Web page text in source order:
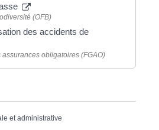
(OFB)
des accidents de
obligatoires (FGAO)
et administrative